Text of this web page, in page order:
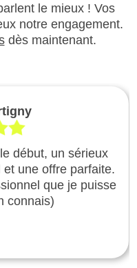
le mieux ! Vos
notre engagement.
dès maintenant.
début, un sérieux
une offre parfaite.
que je puisse
connais)